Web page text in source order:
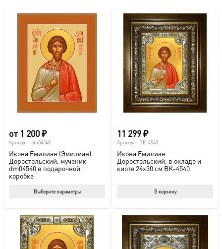
от 1 200₽
Артикул: dm04540
Икона Емилиан (Эмилиан)
Доростольский, мученик
dm04540 в подарочной
коробке
Выберите параметры
11 299₽
Артикул: BK-4540
Икона Емилиан
Доростольский, в окладе и
киоте 24х30 см BK-4540
В корзину